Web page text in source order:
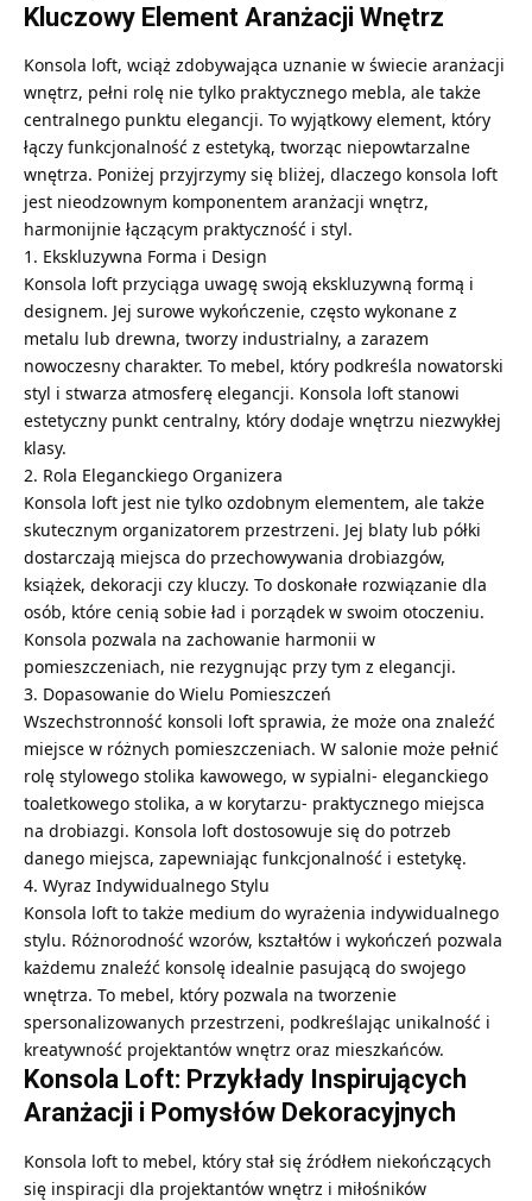
Kluczowy Element Aranżacji Wnętrz
Konsola loft, wciąż zdobywająca uznanie w świecie aranżacji
wnętrz, pełni rolę nie tylko praktycznego mebla, ale także
centralnego punktu elegancji. To wyjątkowy element, który
łączy funkcjonalność z estetyką, tworząc niepowtarzalne
wnętrza. Poniżej przyjrzymy się bliżej, dlaczego konsola loft
jest nieodzownym komponentem aranżacji wnętrz,
harmonijnie łączącym praktyczność i styl.
1. Ekskluzywna Forma i Design
Konsola loft przyciąga uwagę swoją ekskluzywną formą i
designem. Jej surowe wykończenie, często wykonane z
metalu lub drewna, tworzy industrialny, a zarazem
nowoczesny charakter. To mebel, który podkreśla nowatorski
styl i stwarza atmosferę elegancji. Konsola loft stanowi
estetyczny punkt centralny, który dodaje wnętrzu niezwykłej
klasy.
2. Rola Eleganckiego Organizera
Konsola loft jest nie tylko ozdobnym elementem, ale także
skutecznym organizatorem przestrzeni. Jej blaty lub półki
dostarczają miejsca do przechowywania drobiazgów,
książek, dekoracji czy kluczy. To doskonałe rozwiązanie dla
osób, które cenią sobie ład i porządek w swoim otoczeniu.
Konsola pozwala na zachowanie harmonii w
pomieszczeniach, nie rezygnując przy tym z elegancji.
3. Dopasowanie do Wielu Pomieszczeń
Wszechstronność konsoli loft sprawia, że może ona znaleźć
miejsce w różnych pomieszczeniach. W salonie może pełnić
rolę stylowego stolika kawowego, w sypialni- eleganckiego
toaletkowego stolika, a w korytarzu- praktycznego miejsca
na drobiazgi. Konsola loft dostosowuje się do potrzeb
danego miejsca, zapewniając funkcjonalność i estetykę.
4. Wyraz Indywidualnego Stylu
Konsola loft to także medium do wyrażenia indywidualnego
stylu. Różnorodność wzorów, kształtów i wykończeń pozwala
każdemu znaleźć konsolę idealnie pasującą do swojego
wnętrza. To mebel, który pozwala na tworzenie
spersonalizowanych przestrzeni, podkreślając unikalność i
kreatywność projektantów wnętrz oraz mieszkańców.
Konsola Loft: Przykłady Inspirujących
Aranżacji i Pomysłów Dekoracyjnych
Konsola loft to mebel, który stał się źródłem niekończących
się inspiracji dla projektantów wnętrz i miłośników